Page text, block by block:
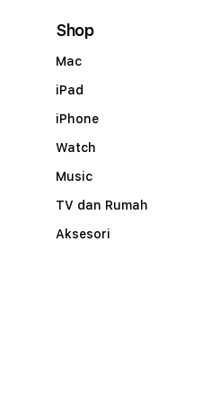
Shop
Mac
iPad
iPhone
Watch
Music
TV dan Rumah
Aksesori